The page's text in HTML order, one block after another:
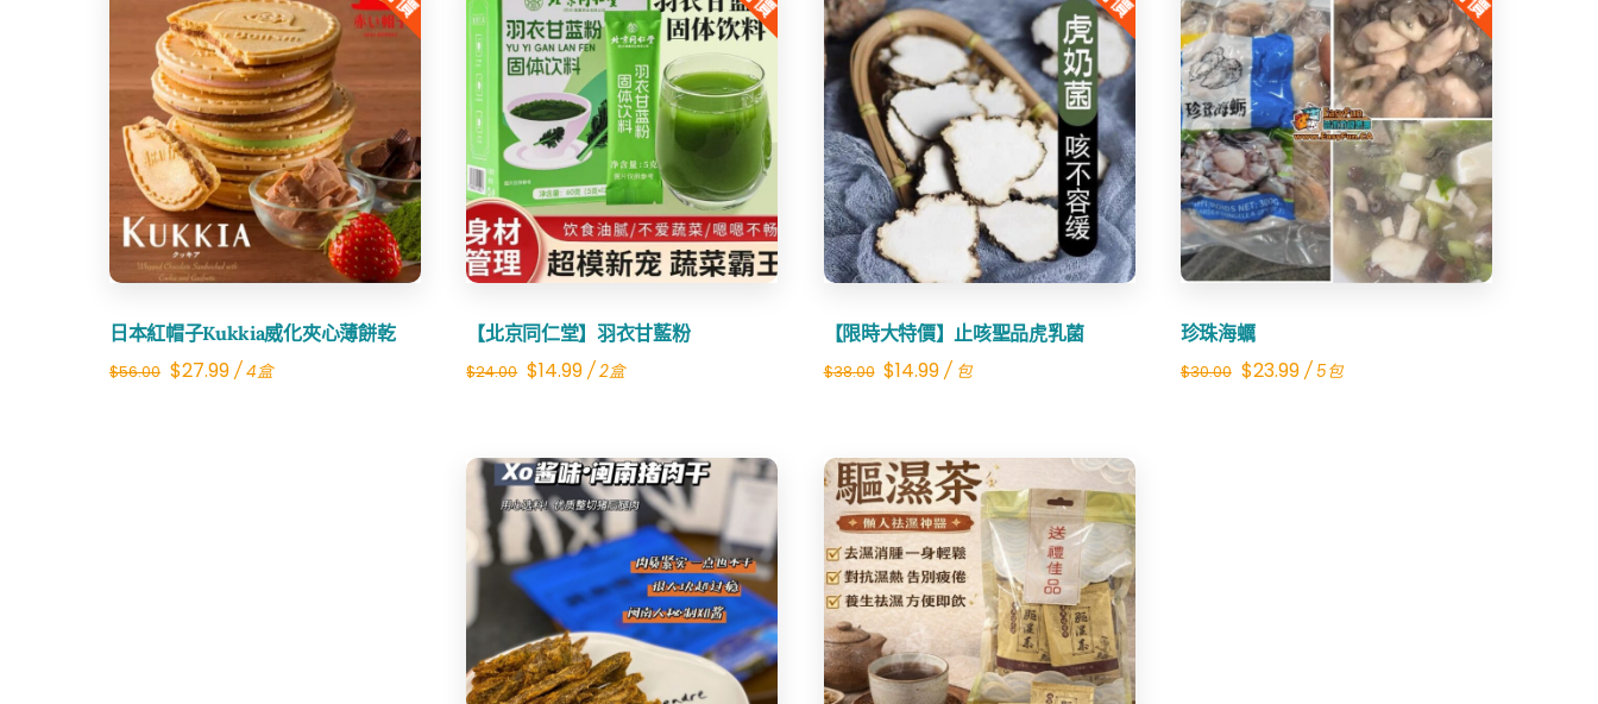
日本紅帽子Kukkia威化夾心薄餅乾
$56.00 Original
$27.99Current
/ 4盒
Share
【北京同仁堂】羽衣甘藍粉
$24.00 Original
$24.00.
$14.99Current
$14.99.
/ 2盒
Share
【限時大特價】止咳聖品虎乳菌
$38.00 Original
$38.00.
$14.99Current
$14.99.
/ 包
Share
珍珠海蠣
$30.00 Original
$23.99Current
/ 5包
Share
Share Share